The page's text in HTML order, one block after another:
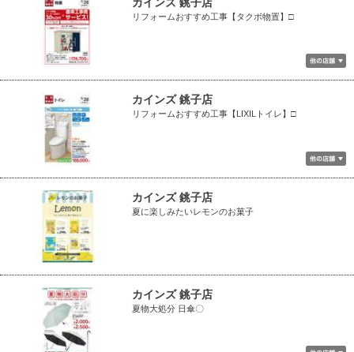
リフォームおすすめ工事【タクボ物置】□
カインズ 銚子店
リフォームおすすめ工事【LIXILトイレ】□
カインズ 銚子店
夏に楽しみたいレモンのお菓子
カインズ 銚子店
夏物大処分 日傘〇